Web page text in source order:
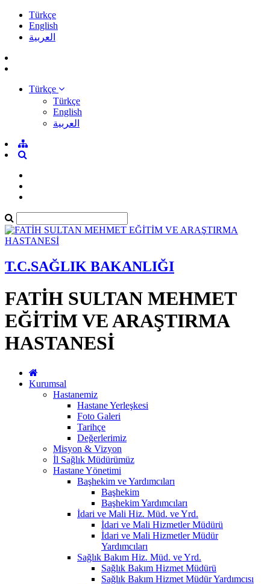
Türkçe
English
العربية
Türkçe
Türkçe
English
العربية
T.C.SAĞLIK BAKANLIĞI
FATİH SULTAN MEHMET
EĞİTİM VE ARAŞTIRMA
HASTANESİ
Kurumsal
Hastanemiz
Hastane Yerleşkesi
Foto Galeri
Tarihçe
Değerlerimiz
Misyon & Vizyon
İl Sağlık Müdürümüz
Hastane Yönetimi
Başhekim ve Yardımcıları
Başhekim
Başhekim Yardımcıları
İdari ve Mali Hiz. Müd. ve Yrd.
İdari ve Mali Hizmetler Müdürü
İdari ve Mali Hizmetler Müdür
Yardımcıları
Sağlık Bakım Hiz. Müd. ve Yrd.
Sağlık Bakım Hizmet Müdürü
Sağlık Bakım Hizmet Müdür Yardımcısı